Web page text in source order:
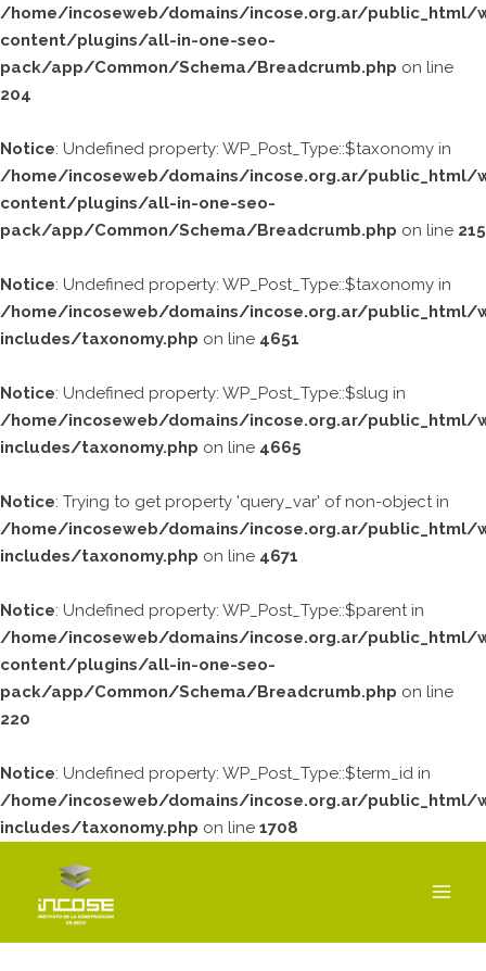
/home/incoseweb/domains/incose.org.ar/public_html/
content/plugins/all-in-one-seo-
pack/app/Common/Schema/Breadcrumb.php on line
204
Notice: Undefined property: WP_Post_Type::$taxonomy in
/home/incoseweb/domains/incose.org.ar/public_html/
content/plugins/all-in-one-seo-
pack/app/Common/Schema/Breadcrumb.php on line 215
Notice: Undefined property: WP_Post_Type::$taxonomy in
/home/incoseweb/domains/incose.org.ar/public_html/
includes/taxonomy.php on line 4651
Notice: Undefined property: WP_Post_Type::$slug in
/home/incoseweb/domains/incose.org.ar/public_html/
includes/taxonomy.php on line 4665
Notice: Trying to get property 'query_var' of non-object in
/home/incoseweb/domains/incose.org.ar/public_html/
includes/taxonomy.php on line 4671
Notice: Undefined property: WP_Post_Type::$parent in
/home/incoseweb/domains/incose.org.ar/public_html/
content/plugins/all-in-one-seo-
pack/app/Common/Schema/Breadcrumb.php on line
220
Notice: Undefined property: WP_Post_Type::$term_id in
/home/incoseweb/domains/incose.org.ar/public_html/
includes/taxonomy.php on line 1708